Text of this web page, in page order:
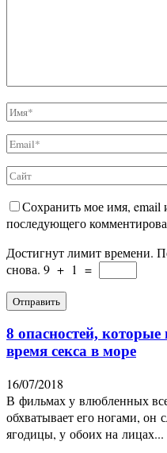
Сохранить мое имя, email
последующего
Достигнут лимит времени.
снова. 9 + 1 =
8 опасностей, которые
время секса в море
16/07/2018
В фильмах у влюбленных
обхватывает его ногами, он
ягодицы, у обоих на лицах...